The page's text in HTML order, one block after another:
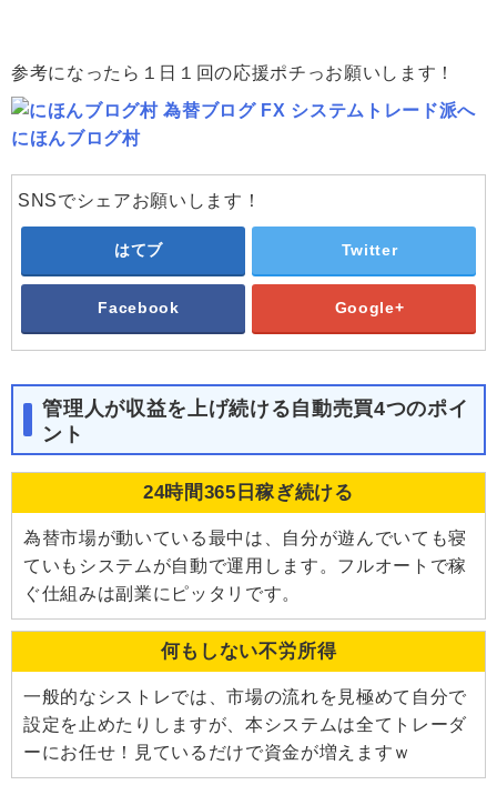
参考になったら１日１回の応援ポチっお願いします！
にほんブログ村
SNSでシェアお願いします！
はてブ Twitter
Facebook Google+
管理人が収益を上げ続ける自動売買4つのポイ
ント
24時間365日稼ぎ続ける
為替市場が動いている最中は、自分が遊んでいても寝
ていもシステムが自動で運用します。フルオートで稼
ぐ仕組みは副業にピッタリです。
何もしない不労所得
一般的なシストレでは、市場の流れを見極めて自分で
設定を止めたりしますが、本システムは全てトレーダ
ーにお任せ！見ているだけで資金が増えますｗ